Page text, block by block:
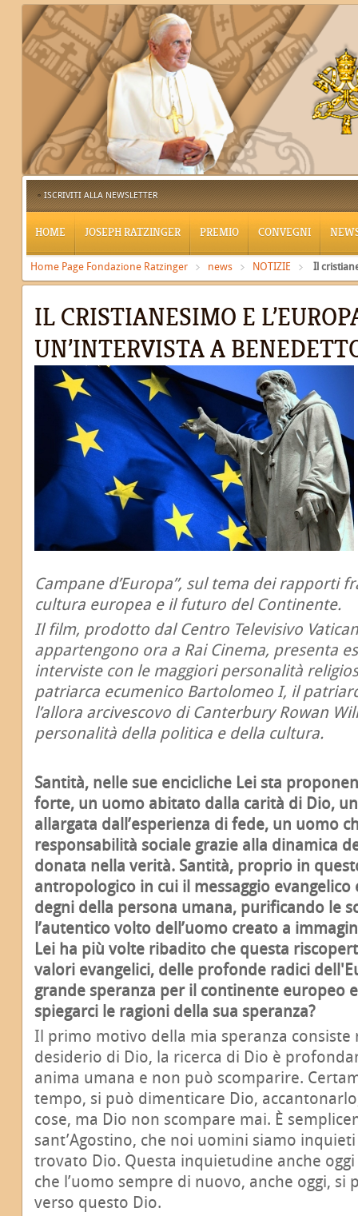
ISCRIVITI ALLA NEWSLETTER
HOME JOSEPH RATZINGER PREMIO CONVEGNI
Home Page Fondazione Ratzinger news NOTIZIE Il
IL CRISTIANESIMO E
UN’INTERVISTA A
Campane d’Europa”, sul tema dei rapporti
cultura europea e il futuro del Continente.
Il film, prodotto dal Centro Televisivo
appartengono ora a Rai Cinema, presenta
interviste con le maggiori personalità
patriarca ecumenico Bartolomeo I, il
l’allora arcivescovo di Canterbury Rowan
personalità della politica e della cultura.
Santità, nelle sue encicliche Lei sta
forte, un uomo abitato dalla carità di Dio,
allargata dall’esperienza di fede, un uomo
responsabilità sociale grazie alla dinamica
donata nella verità. Santità, proprio in
antropologico in cui il messaggio
degni della persona umana, purificando le
l’autentico volto dell’uomo creato a
Lei ha più volte ribadito che questa
valori evangelici, delle profonde radici
grande speranza per il continente europeo
spiegarci le ragioni della sua speranza?
Il primo motivo della mia speranza consiste
desiderio di Dio, la ricerca di Dio è
anima umana e non può scomparire.
tempo, si può dimenticare Dio,
cose, ma Dio non scompare mai. È
sant’Agostino, che noi uomini siamo
trovato Dio. Questa inquietudine anche oggi
che l’uomo sempre di nuovo, anche oggi, si
verso questo Dio.